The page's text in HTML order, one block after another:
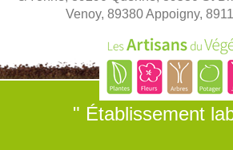
Venoy, 89380 Appoigny,
" Établissement